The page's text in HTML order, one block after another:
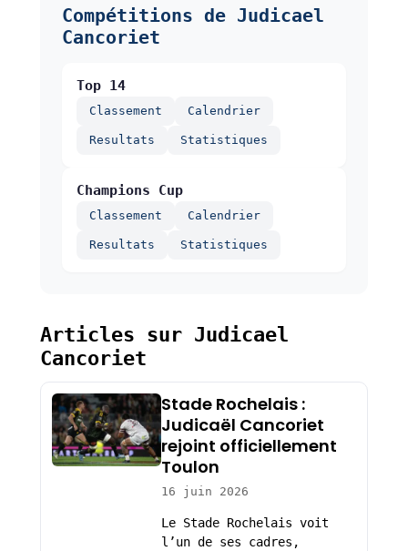
Compétitions de Judicael
Cancoriet
Top 14
Classement Calendrier
Resultats Statistiques
Champions Cup
Classement Calendrier
Resultats Statistiques
Articles sur Judicael
Cancoriet
Stade Rochelais :
Judicaël Cancoriet
rejoint officiellement
Toulon
16 juin 2026
Le Stade Rochelais voit
l’un de ses cadres,